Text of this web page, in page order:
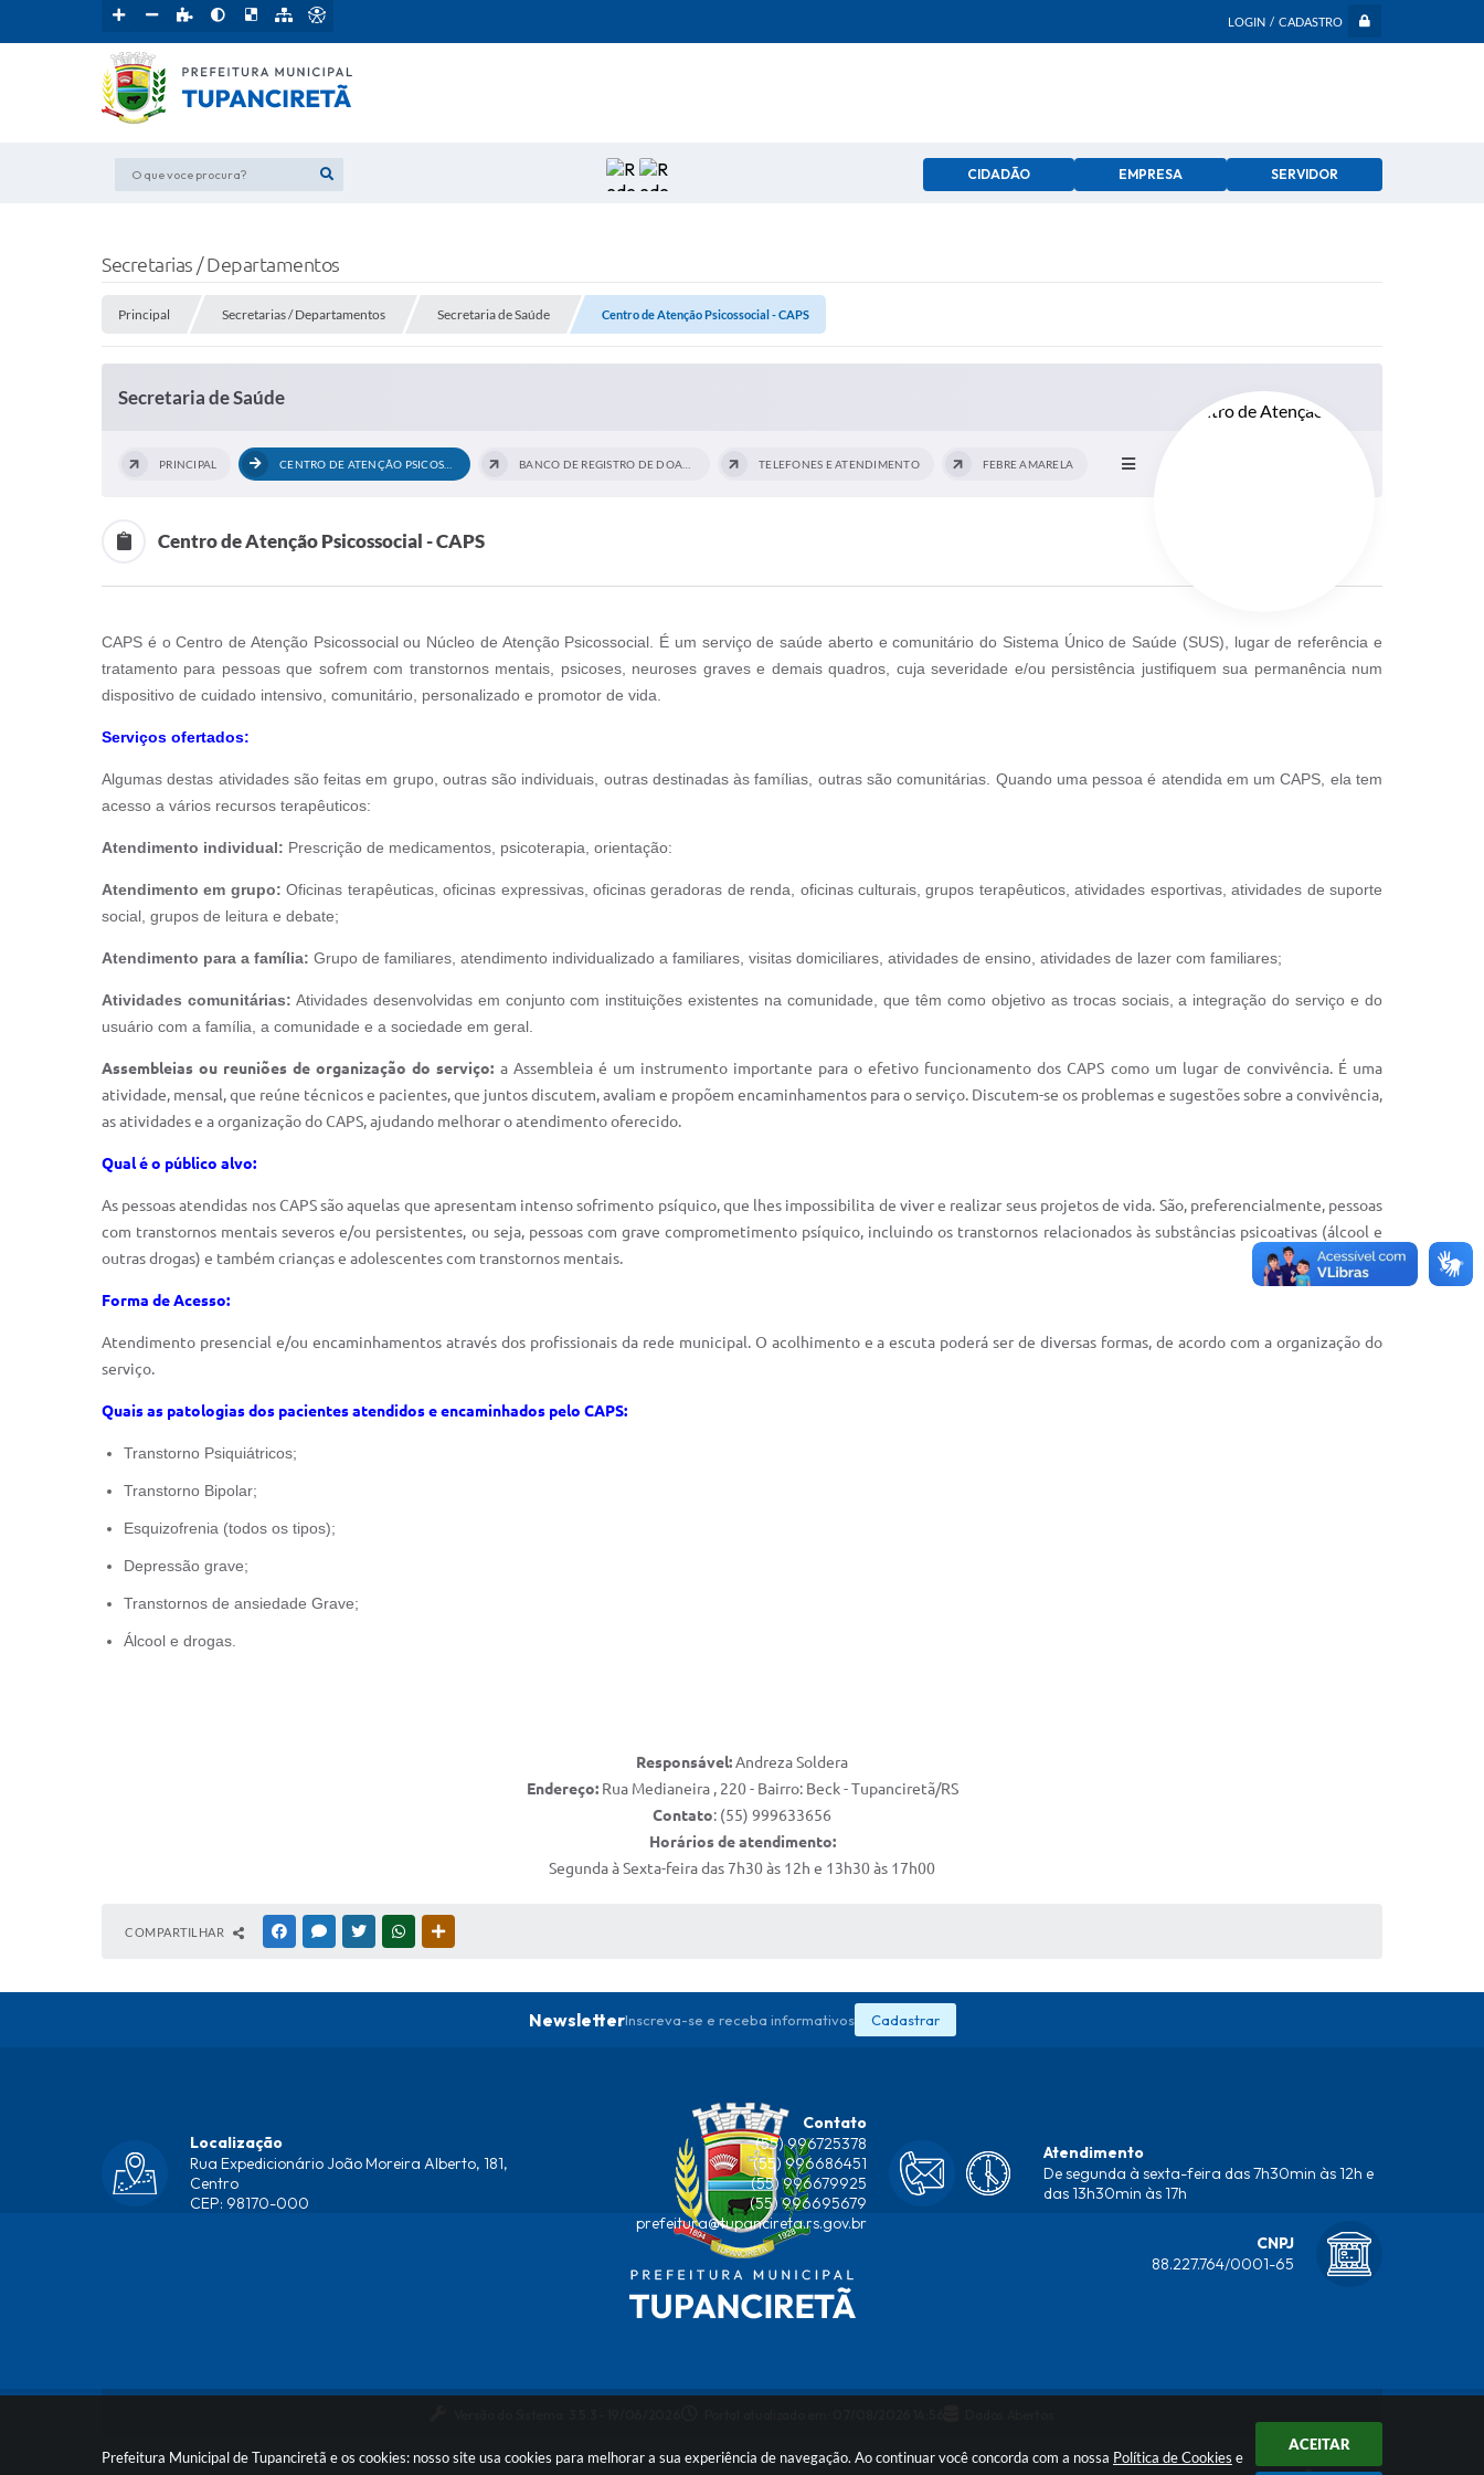
Prefeitura Municipal de Tupanciretã e os cookies: nosso site usa cookies para melhorar a sua experiência de navegação. Ao continuar você concorda com a nossa Política de Cookies e
ACEITAR
LOGIN / CADASTRO
O que voce procura? CIDADÃO EMPRESA SERVIDOR
Secretarias / Departamentos
Principal Secretarias / Departamentos Secretaria de Saúde Centro de Atenção Psicossocial - CAPS
Secretaria de Saúde
PRINCIPAL TELEFONES E ATENDIMENTO FEBRE AMARELA
Centro de Atenção Psicossocial - CAPS
CAPS é o Centro de Atenção Psicossocial ou Núcleo de Atenção Psicossocial. É um serviço de saúde aberto e comunitário do Sistema Único de Saúde (SUS), lugar de referência e
tratamento para pessoas que sofrem com transtornos mentais, psicoses, neuroses graves e demais quadros, cuja severidade e/ou persistência justifiquem sua permanência num
dispositivo de cuidado intensivo, comunitário, personalizado e promotor de vida.
Serviços ofertados:
Algumas destas atividades são feitas em grupo, outras são individuais, outras destinadas às famílias, outras são comunitárias. Quando uma pessoa é atendida em um CAPS, ela tem
acesso a vários recursos terapêuticos:
Atendimento individual: Prescrição de medicamentos, psicoterapia, orientação:
Atendimento em grupo:Oficinas terapêuticas, oficinas expressivas, oficinas geradoras de renda, oficinas culturais, grupos terapêuticos, atividades esportivas, atividades de suporte
social, grupos de leitura e debate;
Atendimento para a família: Grupo de familiares, atendimento individualizado a familiares, visitas domiciliares, atividades de ensino, atividades de lazer com familiares;
Atividades comunitárias: Atividades desenvolvidas em conjunto com instituições existentes na comunidade, que têm como objetivo as trocas sociais, a integração do serviço e do
usuário com a família, a comunidade e a sociedade em geral.
Assembleias ou reuniões de organização do serviço: a Assembleia é um instrumento importante para o efetivo funcionamento dos CAPS como um lugar de convivência. É uma
atividade, mensal, que reúne técnicos e pacientes, que juntos discutem, avaliam e propõem encaminhamentos para o serviço. Discutem-se os problemas e sugestões sobre a convivência,
as atividades e a organização do CAPS, ajudando melhorar o atendimento oferecido.
Qual é o público alvo:
As pessoas atendidas nos CAPS são aquelas que apresentam intenso sofrimento psíquico, que lhes impossibilita de viver e realizar seus projetos de vida. São, preferencialmente, pessoas
com transtornos mentais severos e/ou persistentes, ou seja, pessoas com grave comprometimento psíquico, incluindo os transtornos relacionados às substâncias psicoativas (álcool e
outras drogas) e também crianças e adolescentes com transtornos mentais.
Forma de Acesso:
Atendimento presencial e/ou encaminhamentos através dos profissionais da rede municipal. O acolhimento e a escuta poderá ser de diversas formas, de acordo com a organização do
serviço.
Quais as patologias dos pacientes atendidos e encaminhados pelo CAPS:
Transtorno Psiquiátricos;
Transtorno Bipolar;
Esquizofrenia (todos os tipos);
Depressão grave;
Transtornos de ansiedade Grave;
Álcool e drogas.
Responsável:Andreza Soldera
Endereço:Rua Medianeira , 220 - Bairro: Beck - Tupanciretã/RS
Contato: (55) 999633656
Horários de atendimento:
Segunda à Sexta-feira das 7h30 às 12h e 13h30 às 17h00
COMPARTILHAR FACEBOOKMESSENGER
TWITTERWHATSAPP
NewsletterInscreva-se e receba informativos Cadastrar
Localização
Rua Expedicionário João Moreira Alberto, 181,
Centro
CEP: 98170-000
Contato
(55) 996725378
(55) 996686451
(55) 996679925
(55) 996695679
prefeitura@tupancireta.rs.gov.br
Atendimento
De segunda à sexta-feira das 7h30min às 12h e
das 13h30min às 17h
CNPJ
88.227.764/0001-65